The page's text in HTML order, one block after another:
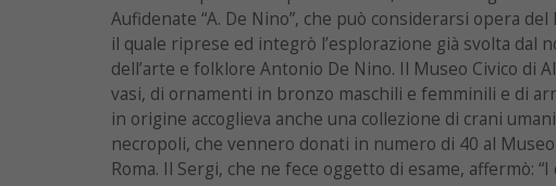
Aufidenate “A. De Nino”, che può considerarsi opera
il quale riprese ed integrò l’esplorazione già svolta dal
dell’arte e folklore Antonio De Nino. Il Museo Civico di
vasi, di ornamenti in bronzo maschili e femminili e di
in origine accoglieva anche una collezione di crani
necropoli, che vennero donati in numero di 40 al
Roma. Il Sergi, che ne fece oggetto di esame, affermò: